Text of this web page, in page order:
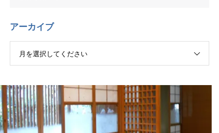
アーカイブ
月を選択してください